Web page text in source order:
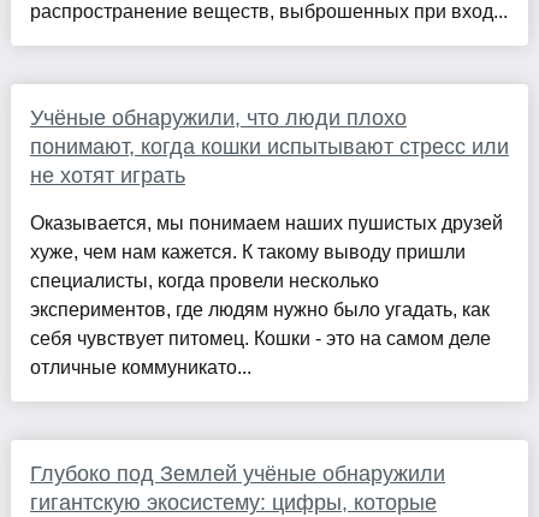
распространение веществ, выброшенных при вход...
Учёные обнаружили, что люди плохо
понимают, когда кошки испытывают стресс или
не хотят играть
Оказывается, мы понимаем наших пушистых друзей
хуже, чем нам кажется. К такому выводу пришли
специалисты, когда провели несколько
экспериментов, где людям нужно было угадать, как
себя чувствует питомец. Кошки - это на самом деле
отличные коммуникато...
Глубоко под Землей учёные обнаружили
гигантскую экосистему: цифры, которые